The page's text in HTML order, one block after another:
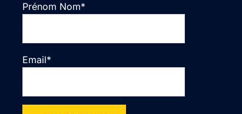
Prénom Nom*
Email*